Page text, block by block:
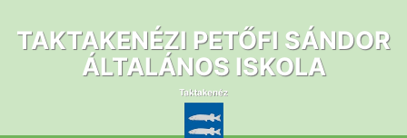
tartalomhoz
TAKTAKENÉZI PETŐFI SÁNDOR
ÁLTALÁNOS ISKOLA